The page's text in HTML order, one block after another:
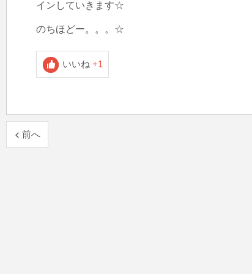
インしていきます☆
いいね +1
前へ